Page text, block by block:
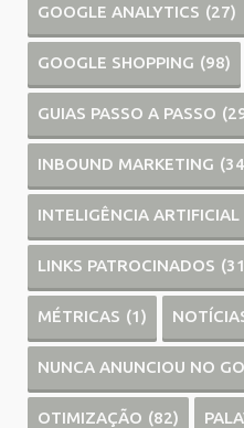
GOOGLE ANALYTICS (27)
GOOGLE SHOPPING (98)
GUIAS PASSO A PASSO
INBOUND MARKETING
INTELIGÊNCIA ARTIFICIAL
LINKS PATROCINADOS
MÉTRICAS (1)
NUNCA ANUNCIOU NO
OTIMIZAÇÃO (82)